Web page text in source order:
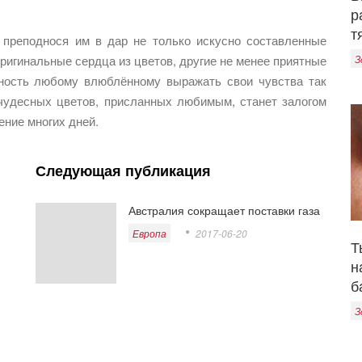
им в дар не только искусно составленные
сердца из цветов, другие не менее приятные
любому влюблённому выражать свои чувства так
цветов, присланных любимым, станет залогом
многих дней.
Следующая публикация
Австралия сокращает поставки газа
Европа 2017-06-20